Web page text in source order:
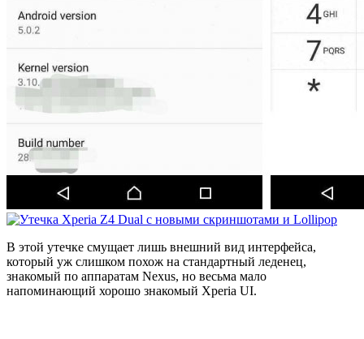
В этой утечке смущает лишь внешний вид интерфейса,
который уж слишком похож на стандартный леденец,
знакомый по аппаратам Nexus, но весьма мало
напоминающий хорошо знакомый Xperia UI.